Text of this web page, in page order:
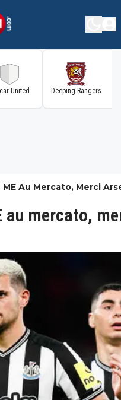
United Deeping Rangers
Au Mercato, Merci
au mercato,